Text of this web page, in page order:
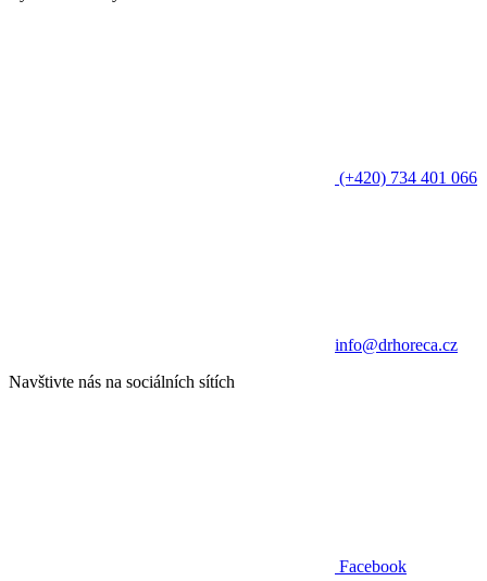
(+420) 734 401 066
info@drhoreca.cz
Navštivte nás na sociálních sítích
Facebook